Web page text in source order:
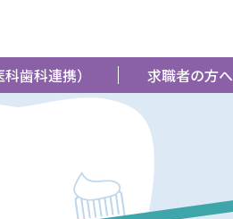
歯科連携） 求職者の方へ